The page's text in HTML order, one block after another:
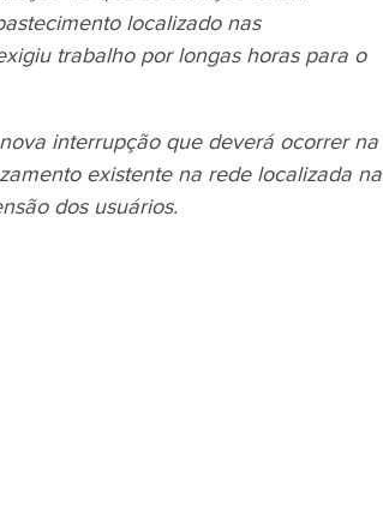
localizado nas
trabalho por longas horas para o
interrupção que deverá ocorrer na
existente na rede localizada na
dos usuários.